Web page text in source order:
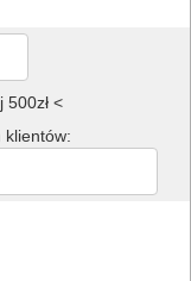
500zł <
klientów: